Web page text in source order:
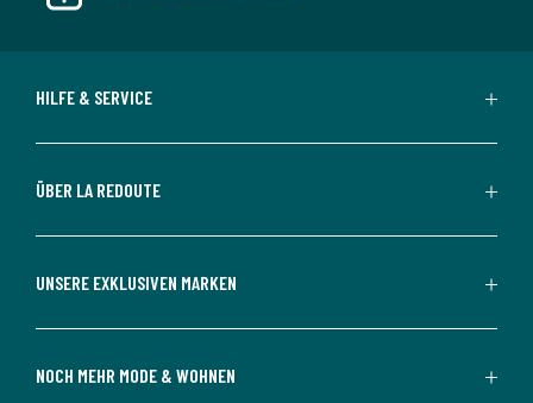
HILFE & SERVICE
ÜBER LA REDOUTE
UNSERE EXKLUSIVEN MARKEN
NOCH MEHR MODE & WOHNEN